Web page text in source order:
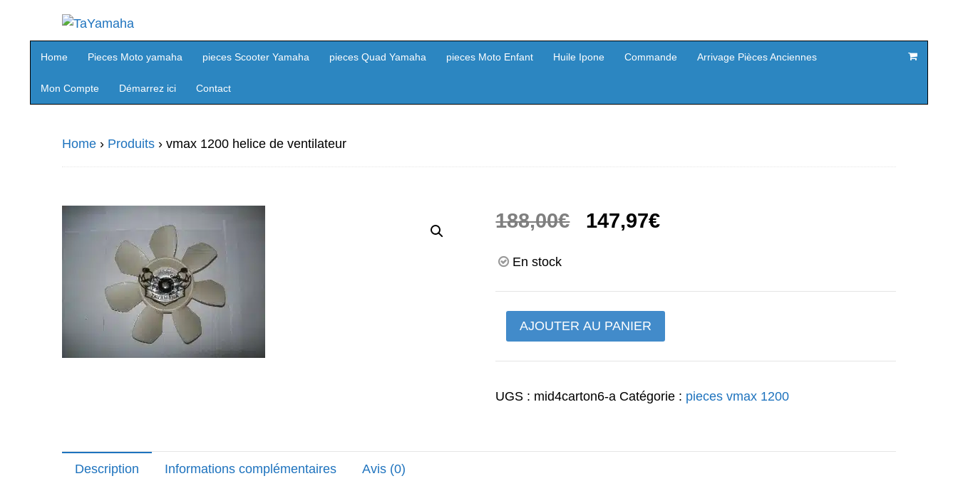
Home Pieces Moto yamaha pieces Scooter Yamaha pieces Quad Yamaha pieces Moto Enfant Huile Ipone Commande Arrivage Pièces Anciennes
Mon Compte Démarrez ici Contact
Home › Produits › vmax 1200 helice de ventilateur
188,00€
Le
était :
188,00€.
147,97€Le
est :
147,97€.
En stock
quantité
de
vmax
helice
AJOUTER AU PANIER
UGS : mid4carton6-a Catégorie : pieces vmax 1200
Description Informations complémentaires Avis (0)